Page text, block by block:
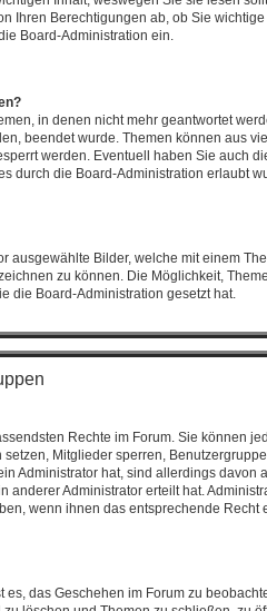
Ihren Berechtigungen ab, ob Sie
Board-Administration ein.
in denen nicht mehr geantwortet
beendet wurde. Themen können aus
werden. Eventuell haben Sie auch
durch die Board-Administration erlaubt
ausgewählte Bilder, welche mit einem
zu können. Die Möglichkeit,
die Board-Administration gesetzt hat.
Rechte im Forum. Sie können
Mitglieder sperren,
Administrator hat, sind allerdings davon
anderer Administrator erteilt hat.
wenn ihnen das entsprechende Recht
es, das Geschehen im Forum zu